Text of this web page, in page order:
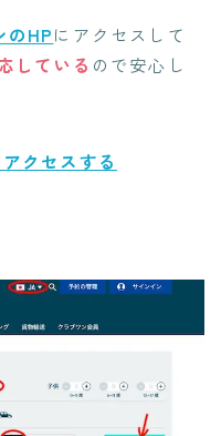
のHPにアクセスして
している ので安心し
クセスする